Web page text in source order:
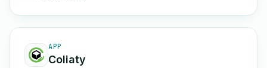
APP
Coliaty